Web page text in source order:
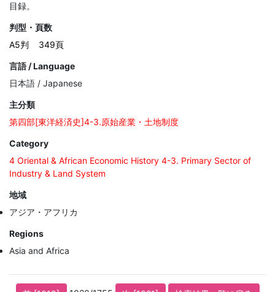
目録。
判型・頁数
A5判
349頁
言語 / Language
日本語 / Japanese
主分類
第四部[東洋経済史]4-3.原始産業・土地制度
Category
4 Oriental & African Economic History 4-3. Primary Sector of
Industry & Land System
地域
アジア・アフリカ
Regions
Asia and Africa